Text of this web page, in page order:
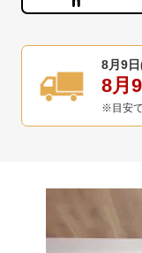
8月9
8月
※目安